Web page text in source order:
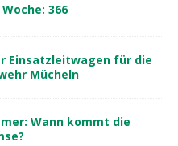
366
Einsatzleitwagen für die
Mücheln
Wann kommt die